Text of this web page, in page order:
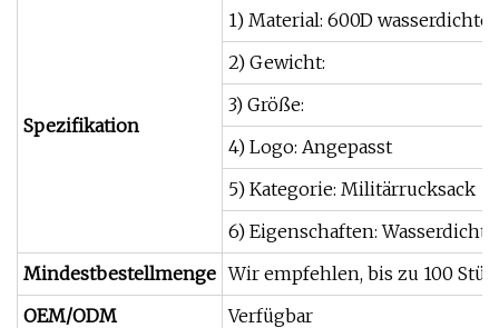
Spezifikation
1) Material: 600D
2) Gewicht:
3) Größe:
4) Logo: Angepasst
5) Kategorie: Militärrucksack
6) Eigenschaften:
Mindestbestellmenge Wir empfehlen, bis zu 100
OEM/ODM
Verfügbar